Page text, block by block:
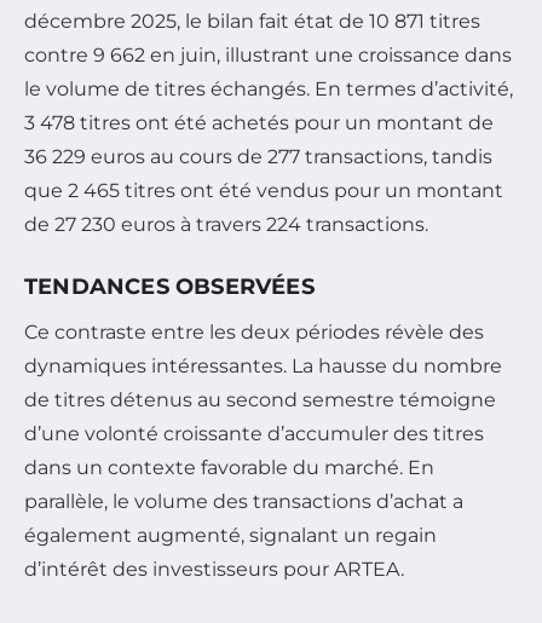
décembre 2025, le bilan fait état de 10 871 titres
contre 9 662 en juin, illustrant une croissance dans
le volume de titres échangés. En termes d’activité,
3 478 titres ont été achetés pour un montant de
36 229 euros au cours de 277 transactions, tandis
que 2 465 titres ont été vendus pour un montant
de 27 230 euros à travers 224 transactions.
TENDANCES OBSERVÉES
Ce contraste entre les deux périodes révèle des
dynamiques intéressantes. La hausse du nombre
de titres détenus au second semestre témoigne
d’une volonté croissante d’accumuler des titres
dans un contexte favorable du marché. En
parallèle, le volume des transactions d’achat a
également augmenté, signalant un regain
d’intérêt des investisseurs pour ARTEA.